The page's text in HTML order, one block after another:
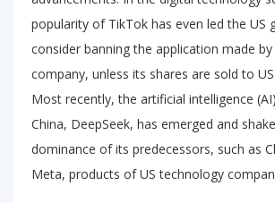
popularity of TikTok has even led the US
consider banning the application made by
company, unless its shares are sold to
Most recently, the artificial intelligence
China, DeepSeek, has emerged and
dominance of its predecessors, such as
Meta, products of US technology